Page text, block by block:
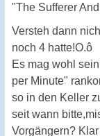
"The Sufferer
Versteh dann
noch 4 hatte!O.ô
Es mag wohl
per Minute"
so in den Keller
seit wann
Vorgängern?